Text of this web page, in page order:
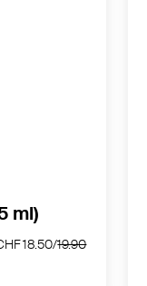
CHF 18.50/19.90
ml)
18.50/19.90